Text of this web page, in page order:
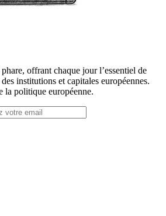
offrant chaque jour l’essentiel de
institutions et capitales européennes.
la politique européenne.